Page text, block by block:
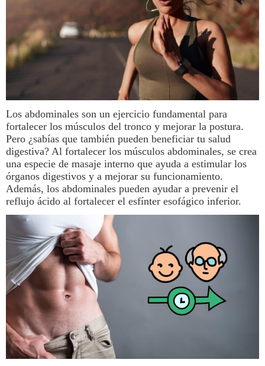
Los abdominales son un ejercicio fundamental para
fortalecer los músculos del tronco y mejorar la postura.
Pero ¿sabías que también pueden beneficiar tu salud
digestiva? Al fortalecer los músculos abdominales, se crea
una especie de masaje interno que ayuda a estimular los
órganos digestivos y a mejorar su funcionamiento.
Además, los abdominales pueden ayudar a prevenir el
reflujo ácido al fortalecer el esfínter esofágico inferior.